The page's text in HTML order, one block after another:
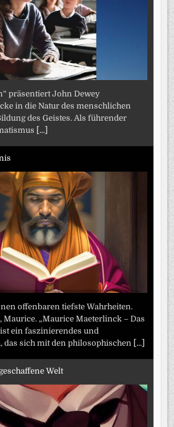
präsentiert John Dewey
in die Natur des menschlichen
des Geistes. Als führender
[...]
offenbaren tiefste Wahrheiten.
Maurice. „Maurice Maeterlinck – Das
ein faszinierendes und
das sich mit den philosophischen
[...]
Welt